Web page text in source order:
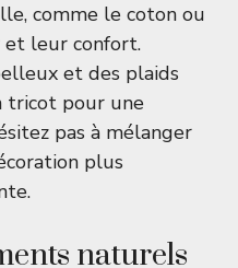
comme le coton ou
leur confort.
et des plaids
tricot pour une
pas à mélanger
plus
naturels